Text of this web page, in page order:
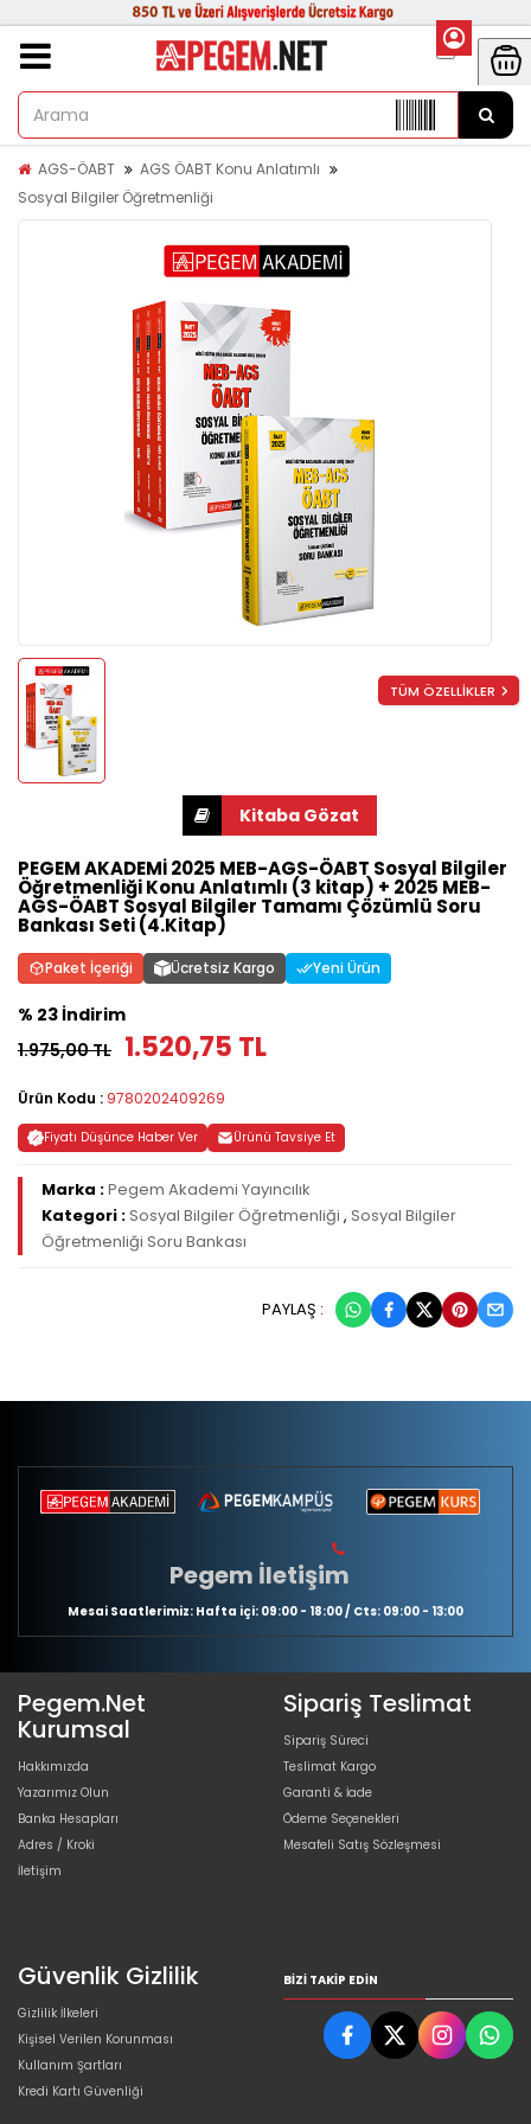
AGS-ÖABT
AGS ÖABT Konu Anlatımlı
Sosyal Bilgiler Öğretmenliği
TÜM ÖZELLİKLER
PEGEM AKADEMİ 2025 MEB-AGS-ÖABT Sosyal Bilgiler
Öğretmenliği Konu Anlatımlı (3 kitap) + 2025 MEB-
AGS-ÖABT Sosyal Bilgiler Tamamı Çözümlü Soru
Bankası Seti (4.Kitap)
Paket İçeriği Ücretsiz Kargo Yeni Ürün
% 23 İndirim
1.975,00 TL 1.520,75 TL
Ürün Kodu : 9780202409269
Fiyatı Düşünce Haber Ver Ürünü Tavsiye Et
Marka :Pegem Akademi Yayıncılık
Kategori :Sosyal Bilgiler Öğretmenliği , Sosyal Bilgiler
Öğretmenliği Soru Bankası
PAYLAŞ :
Pegem İletişim
Mesai Saatlerimiz: Hafta içi: 09:00 - 18:00 / Cts: 09:00 - 13:00
Pegem.Net
Kurumsal
Hakkımızda
Yazarımız Olun
Banka Hesapları
Adres / Kroki
İletişim
Sipariş Teslimat
Sipariş Süreci
Teslimat Kargo
Garanti & İade
Ödeme Seçenekleri
Mesafeli Satış Sözleşmesi
Güvenlik Gizlilik
Gizlilik İlkeleri
Kişisel Verilen Korunması
Kullanım Şartları
Kredi Kartı Güvenliği
BIZI TAKIP EDIN